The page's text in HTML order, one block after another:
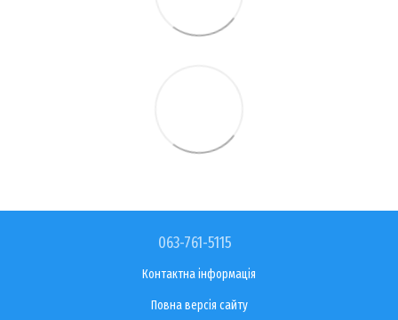
063-761-5115
Контактна інформація
Повна версія сайту